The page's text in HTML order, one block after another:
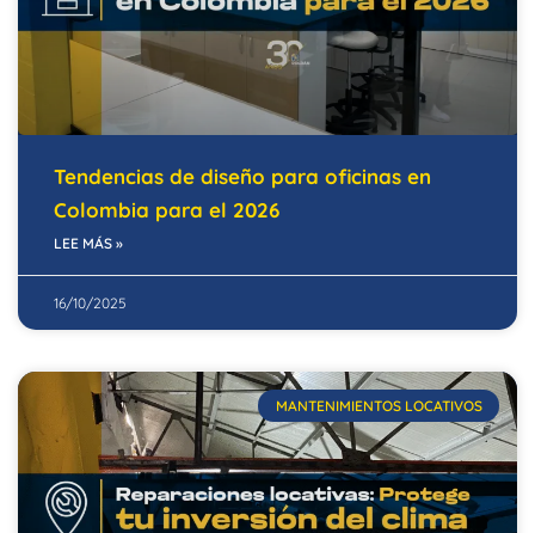
Tendencias de diseño para oficinas en
Colombia para el 2026
LEE MÁS »
16/10/2025
MANTENIMIENTOS LOCATIVOS